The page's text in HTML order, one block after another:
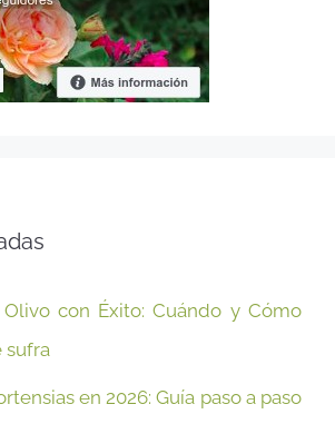
Olivo con Éxito: Cuándo y Cómo
sufra
en 2026: Guía paso a paso